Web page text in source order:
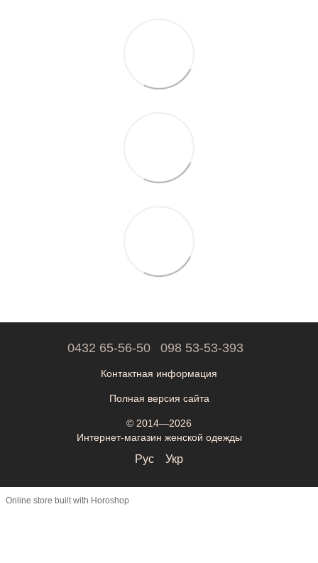
0432 65-56-50 098 53-53-393
Контактная информация
Полная версия сайта
© 2014—2026
Интернет-магазин женской одежды
Рус Укр
Online store built with Horoshop